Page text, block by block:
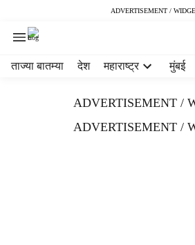
ADVERTISEMENT /
ताज्या बातम्या देश महाराष्ट्र मुंबई
ADVERTISEMENT /
ADVERTISEMENT /